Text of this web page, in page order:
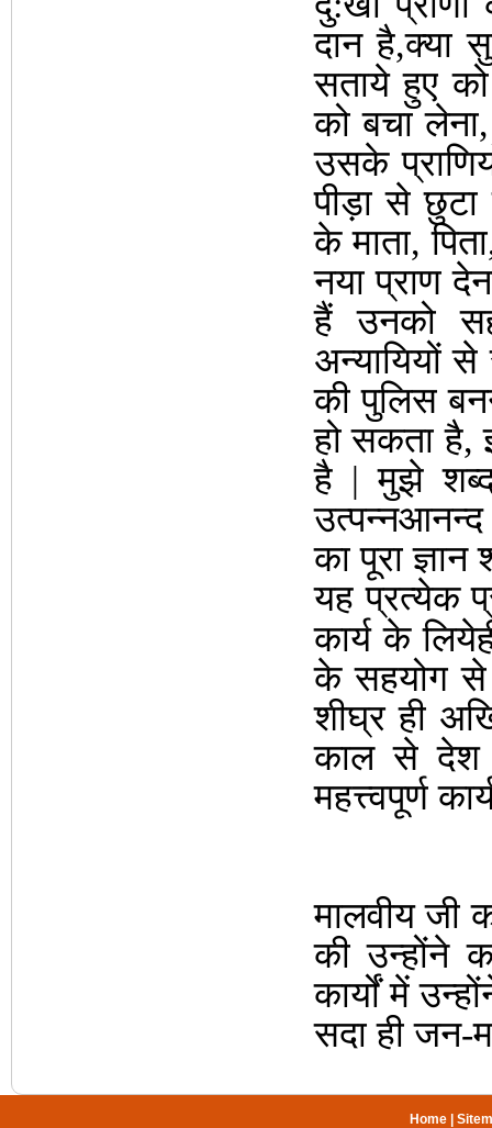
दान है,क्या
सताये हुए
को बचा
उसके
पीड़ा से
के माता,
नया प्राण
हैं उनको
अन्यायियों
की पुलिस
हो सकता है,
है | मुझे
का पूरा ज्ञान
यह प्रत्येक
कार्य के
के सहयोग से
शीघ्र ही
काल से देश
महत्त्वपूर्ण
मालवीय जी
की उन्होंने
कार्यों में
सदा ही जन-
Home